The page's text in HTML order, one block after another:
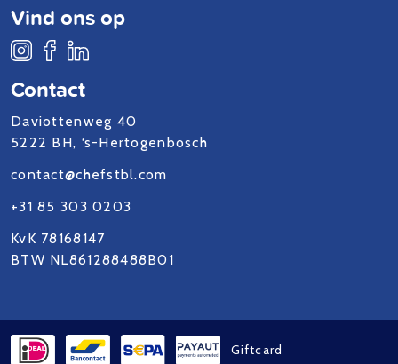
Contact
Daviottenweg 40
5222 BH, ‘s-Hertogenbosch
contact@chefstbl.com
+31 85 303 0203
KvK 78168147
BTW NL861288488B01
Vind ons op
Giftcard